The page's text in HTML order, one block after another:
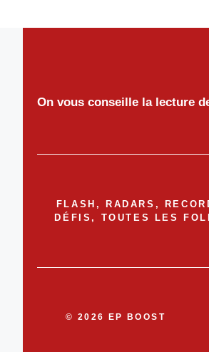
On vous conseille la lecture
FLASH, RADARS,
DÉFIS, TOUTES LES
© 2026 EP BOOST